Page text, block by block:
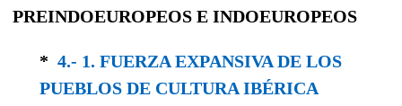
PREINDOEUROPEOS E INDOEUROPEOS
* 4.- 1. FUERZA EXPANSIVA DE LOS
PUEBLOS DE CULTURA IBÉRICA